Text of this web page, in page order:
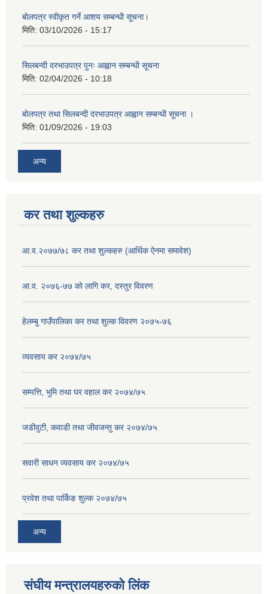
बोलपत्र स्वीकृत गर्ने आशय सम्बन्धी सूचना।
मिति: 03/10/2026 - 15:17
सिलबन्दी दरभाउपत्र पुनः आह्वान सम्बन्धी सूचना
मिति: 02/04/2026 - 10:18
बोलपत्र तथा सिलबन्दी दरभाउपत्र आह्वान सम्बन्धी सूचना ।
मिति: 01/09/2026 - 19:03
अन्य
कर तथा शुल्कहरु
आ.व.२०७७/७८ कर तथा शुल्कहरु (आर्थिक ऐनमा समावेश)
आ.व. २०७६-७७ को लागि कर, दस्तुर विवरण
हेलम्बु गाउँपालिका कर तथा शुल्क विवरण २०७५-७६
व्यवसाय कर २०७४/७५
सम्पत्ति, भुमि तथा घर वहाल कर २०७४/७५
जडीवुटी, कवाडी तथा जीवजन्तु कर २०७४/७५
सवारी साधन व्यवसाय कर २०७४/७५
प्रवेश तथा पार्किङ शुल्क २०७४/७५
अन्य
संघीय मन्त्रालयहरुको लिंक